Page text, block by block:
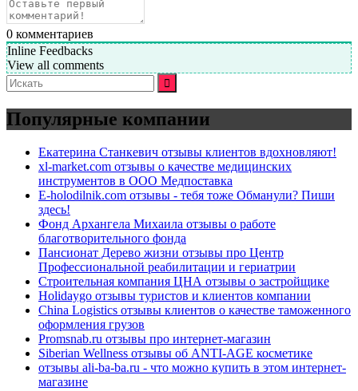
0 комментариев
Inline Feedbacks
View all comments
Искать:
Популярные компании
Екатерина Станкевич отзывы клиентов вдохновляют!
xl-market.com отзывы о качестве медицинских
инструментов в ООО Медпоставка
E-holodilnik.com отзывы - тебя тоже Обманули? Пиши
здесь!
Фонд Архангела Михаила отзывы о работе
благотворительного фонда
Пансионат Дерево жизни отзывы про Центр
Профессиональной реабилитации и гериатрии
Строительная компания ЦНА отзывы о застройщике
Holidaygo отзывы туристов и клиентов компании
China Logistics отзывы клиентов о качестве таможенного
оформления грузов
Promsnab.ru отзывы про интернет-магазин
Siberian Wellness отзывы об ANTI-AGE косметике
отзывы ali-ba-ba.ru - что можно купить в этом интернет-
магазине